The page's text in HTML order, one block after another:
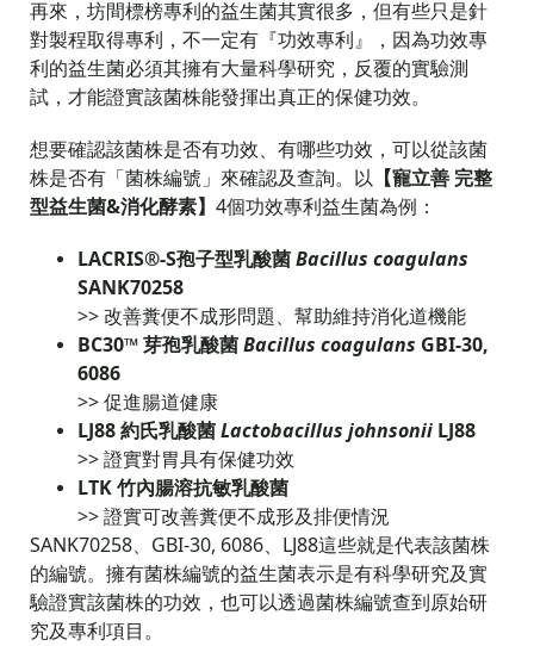
再來，坊間標榜專利的益生菌其實很多，但有些只是針
對製程取得專利，不一定有『功效專利』，因為功效專
利的益生菌必須其擁有大量科學研究，反覆的實驗測
試，才能證實該菌株能發揮出真正的保健功效。
想要確認該菌株是否有功效、有哪些功效，可以從該菌
株是否有「菌株編號」來確認及查詢。以 【寵立善 完整
型益生菌&消化酵素】 4個功效專利益生菌為例：
LACRIS®-S孢子型乳酸菌Bacillus coagulans
SANK70258
>> 改善糞便不成形問題、幫助維持消化道機能
BC30™ 芽孢乳酸菌Bacillus coagulans GBI-30,
6086
>> 促進腸道健康
LJ88約氏乳酸菌Lactobacillus johnsonii LJ88
>> 證實對胃具有保健功效
LTK竹內腸溶抗敏乳酸菌
>> 證實可改善糞便不成形及排便情況
SANK70258、GBI-30, 6086、LJ88這些就是代表該菌株
的編號。擁有菌株編號的益生菌表示是有科學研究及實
驗證實該菌株的功效，也可以透過菌株編號查到原始研
究及專利項目。